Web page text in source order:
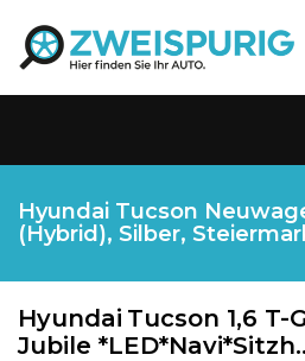
Hyundai Tucson
(Hybrid), Silber,
Hyundai Tucson 1,6 T-
Jubile